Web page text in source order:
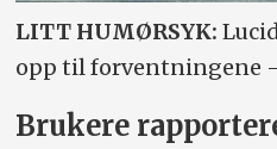
LITT HUMØRSYK:
opp til forventningene
Brukere